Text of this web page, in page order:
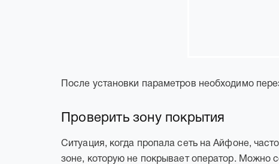
После установки параметров необходимо
Проверить зону покрытия
Ситуация, когда пропала сеть на Айфоне,
зоне, которую не покрывает оператор. Можно